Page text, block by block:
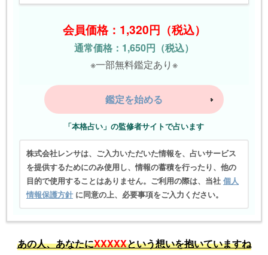
会員価格：1,320円（税込）
通常価格：1,650円（税込）
※一部無料鑑定あり※
鑑定を始める
「本格占い」の監修者サイトで占います
株式会社レンサは、ご入力いただいた情報を、占いサービス
を提供するためにのみ使用し、情報の蓄積を行ったり、他の
目的で使用することはありません。ご利用の際は、当社 個人
情報保護方針 に同意の上、必要事項をご入力ください。
あの人、あなたにXXXXXという想いを抱いていますね